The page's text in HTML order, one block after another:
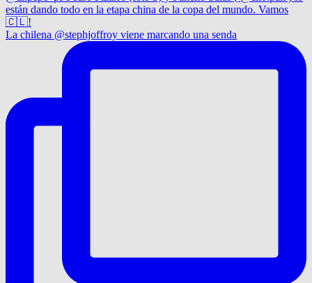
La chilena @stephjoffroy viene marcando una senda